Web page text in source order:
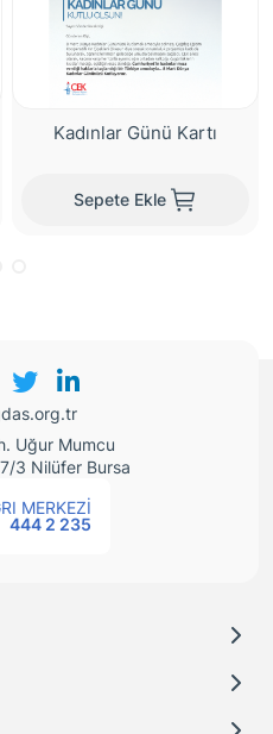
Kadınlar Günü Kartı
Sepete Ekle
Uğur Mumcu
3 Nilüfer Bursa
MERKEZİ
444 2 235